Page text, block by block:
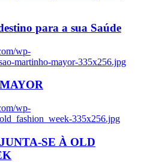
para a sua Saúde
wp-
martinho-mayor-335x256.jpg
wp-
335x256.jpg
SE À OLD